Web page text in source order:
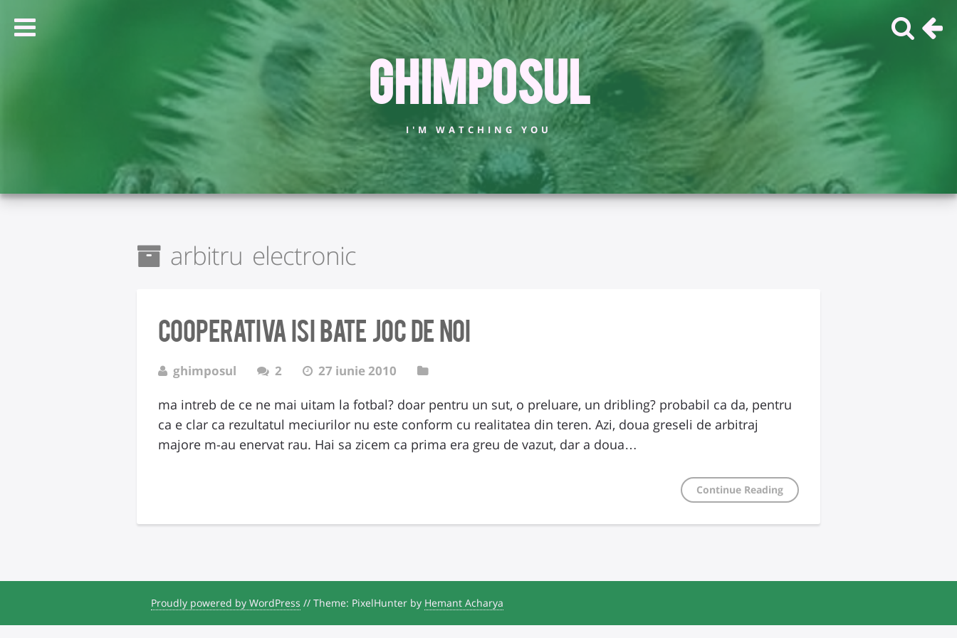
Ghimposul
I'M WATCHING YOU
arbitru electronic
cooperativa isi bate joc de noi
ghimposul 2 27 iunie 2010
ma intreb de ce ne mai uitam la fotbal? doar pentru un sut, o preluare, un dribling? probabil ca da, pentru
ca e clar ca rezultatul meciurilor nu este conform cu realitatea din teren. Azi, doua greseli de arbitraj
majore m-au enervat rau. Hai sa zicem ca prima era greu de vazut, dar a doua…
Continue Reading
Proudly powered by WordPress // Theme: PixelHunter by Hemant Acharya